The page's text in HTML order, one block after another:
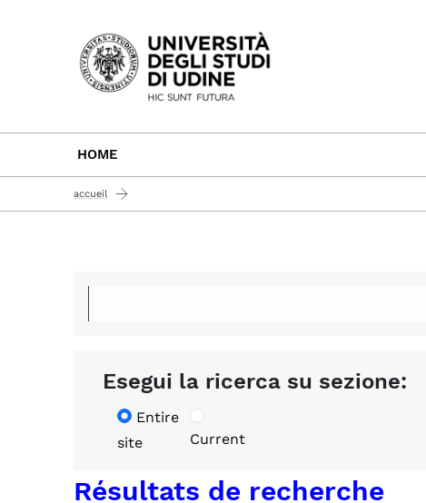
Passa al contenuto principale
HOME
accueil
Esegui la ricerca su sezione:
Entire
site
Current
Résultats de recherche